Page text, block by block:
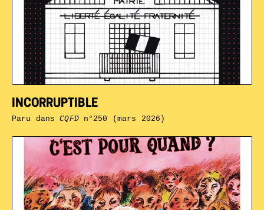
INCORRUPTIBLE
Paru dansCQFDn°250 (mars 2026)